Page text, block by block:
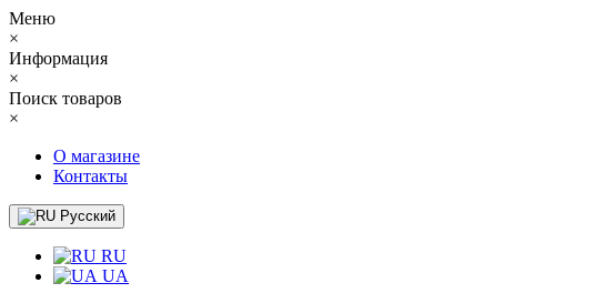
Меню
×
Информация
×
Поиск товаров
×
О магазине
Контакты
Русский
RU
UA